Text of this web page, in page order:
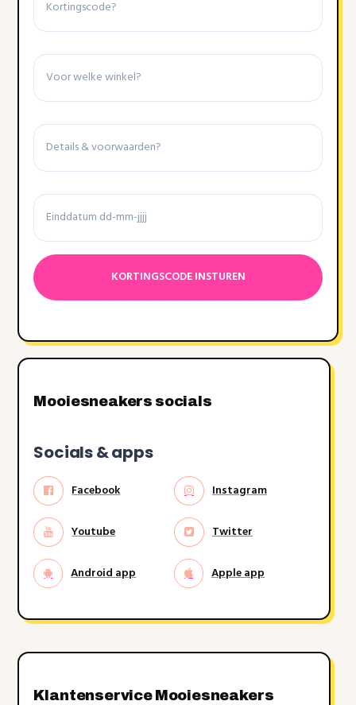
Winkel
Details
voorwaarden
Einddatum
Datumnotatie:DD
dash
MM
dash
Mooiesneakers socials
Socials & apps
Facebook Instagram
Youtube Twitter
Android app Apple app
Klantenservice Mooiesneakers